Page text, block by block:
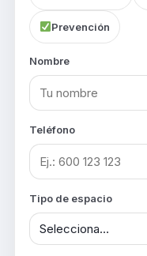
Prevención
Nombre
Teléfono
Tipo de espacio